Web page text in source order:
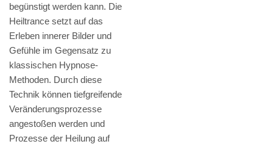
begünstigt werden kann. Die
Heiltrance setzt auf das
Erleben innerer Bilder und
Gefühle im Gegensatz zu
klassischen Hypnose-
Methoden. Durch diese
Technik können tiefgreifende
Veränderungsprozesse
angestoßen werden und
Prozesse der Heilung auf